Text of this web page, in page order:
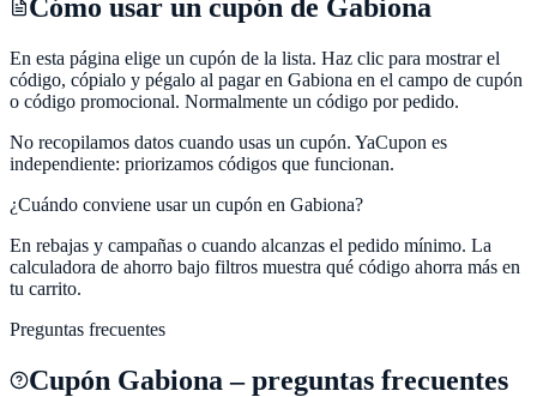
Cómo usar un cupón de Gabiona
En esta página elige un cupón de la lista. Haz clic para mostrar el
código, cópialo y pégalo al pagar en Gabiona en el campo de cupón
o código promocional. Normalmente un código por pedido.
No recopilamos datos cuando usas un cupón. YaCupon es
independiente: priorizamos códigos que funcionan.
¿Cuándo conviene usar un cupón en Gabiona?
En rebajas y campañas o cuando alcanzas el pedido mínimo. La
calculadora de ahorro bajo filtros muestra qué código ahorra más en
tu carrito.
Preguntas frecuentes
Cupón Gabiona – preguntas frecuentes